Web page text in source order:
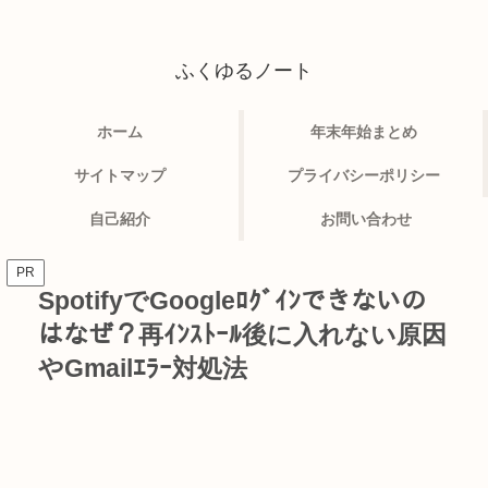
ふくゆるノート
ホーム 年末年始まとめ
サイトマップ プライバシーポリシー
自己紹介 お問い合わせ
PR
SpotifyでGoogleﾛｸﾞｲﾝできないの
はなぜ？再ｲﾝｽﾄｰﾙ後に入れない原因
やGmailｴﾗｰ対処法